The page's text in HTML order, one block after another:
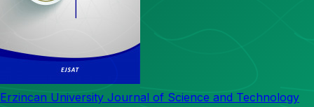
Erzincan University Journal of Science and Technology